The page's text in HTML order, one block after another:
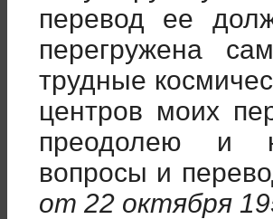
перевод ее
перегружена
трудные
центров моих
преодолею и
вопросы и
от 22 октября